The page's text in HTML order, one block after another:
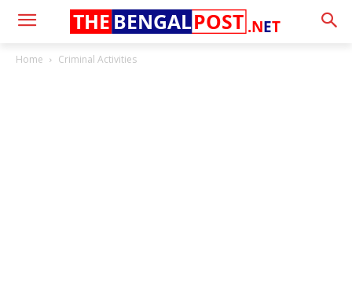
.NET
THE BENGALPOST
Home Criminal Activities